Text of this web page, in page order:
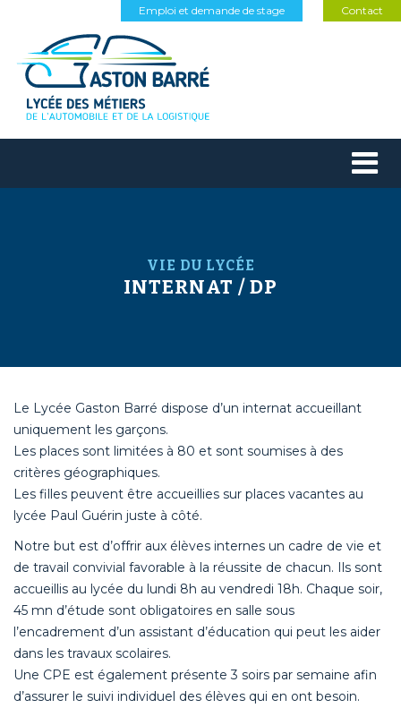
Contact
Emploi et demande de stage
VIE DU LYCÉE
INTERNAT / DP
Le Lycée Gaston Barré dispose d’un internat accueillant
uniquement les garçons.
Les places sont limitées à 80 et sont soumises à des
critères géographiques.
Les filles peuvent être accueillies sur places vacantes au
lycée Paul Guérin juste à côté.
Notre but est d’offrir aux élèves internes un cadre de vie et
de travail convivial favorable à la réussite de chacun. Ils sont
accueillis au lycée du lundi 8h au vendredi 18h. Chaque soir,
45 mn d’étude sont obligatoires en salle sous
l’encadrement d’un assistant d’éducation qui peut les aider
dans les travaux scolaires.
Une CPE est également présente 3 soirs par semaine afin
d’assurer le suivi individuel des élèves qui en ont besoin.